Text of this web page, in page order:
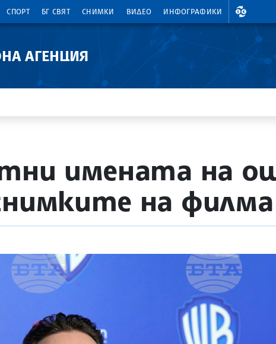
СПОРТ БГ СВЯТ СНИМКИ ВИДЕО ИНФОГРАФИКИ
ВАЛУТНИ
АГЕНЦИЯ
имената на
на